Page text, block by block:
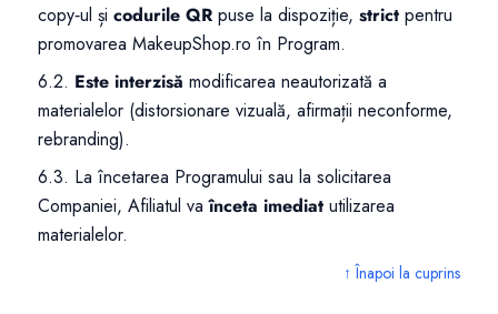
copy‑ul și codurile QR puse la dispoziție, strict pentru
promovarea MakeupShop.ro în Program.
6.2. Este interzisă modificarea neautorizată a
materialelor (distorsionare vizuală, afirmații neconforme,
rebranding).
6.3. La încetarea Programului sau la solicitarea
Companiei, Afiliatul vaînceta imediat utilizarea
materialelor.
↑ Înapoi la cuprins